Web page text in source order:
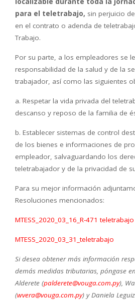
para el teletrabajo, sin perjuicio
en el contrato o adenda de
Trabajo.
Por su parte, a los empleadores se
responsabilidad de la salud y de la
trabajador, así como las siguientes
a. Respetar la vida privada del
descanso y reposo de la familia de
b. Establecer sistemas de control
de los bienes e informaciones de
empleador, salvaguardando los
teletrabajador y de la privacidad de
Para su mejor información
Resoluciones mencionados:
MTESS_2020_03_16_R-471 teletrabajo
MTESS_2020_03_31_teletrabajo
Si desea obtener más información
demás medidas tributarias, póngase
Alderete (palderete@vouga.com.py),
(wvera@vouga.com.py) y Daniela